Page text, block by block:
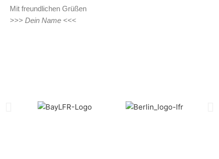
Mit freundlichen Grüßen
>>> Dein Name <<<